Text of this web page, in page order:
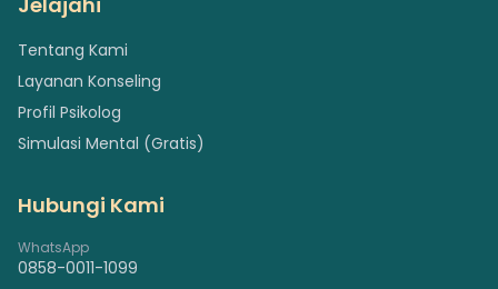
Tentang Kami
Layanan Konseling
Profil Psikolog
Simulasi Mental (Gratis)
Hubungi Kami
WhatsApp
0858-0011-1099